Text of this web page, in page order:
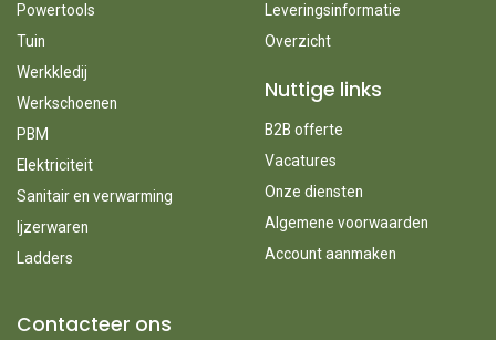
Powertools
Tuin
Werkkledij
Werkschoenen
PBM
Elektriciteit
Sanitair en verwarming
Ijzerwaren
Ladders
Leveringsinformatie
Overzicht
Nuttige links
B2B offerte
Vacatures
Onze diensten
Algemene voorwaarden
Account aanmaken
Contacteer ons